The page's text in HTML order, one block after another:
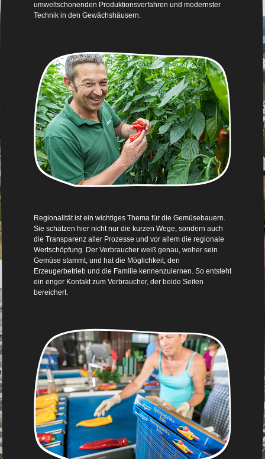
umweltschonenden Produktionsverfahren und modernster
Technik in den Gewächshäusern.
Regionalität ist ein wichtiges Thema für die Gemüsebauern.
Sie schätzen hier nicht nur die kurzen Wege, sondern auch
die Transparenz aller Prozesse und vor allem die regionale
Wertschöpfung. Der Verbraucher weiß genau, woher sein
Gemüse stammt, und hat die Möglichkeit, den
Erzeugerbetrieb und die Familie kennenzulernen. So entsteht
ein enger Kontakt zum Verbraucher, der beide Seiten
bereichert.